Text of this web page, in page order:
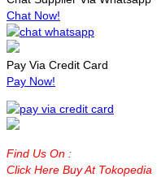
Chat Now!
Pay Via Credit Card
Pay Now!
Find Us On :
Click Here Buy At Tokopedia